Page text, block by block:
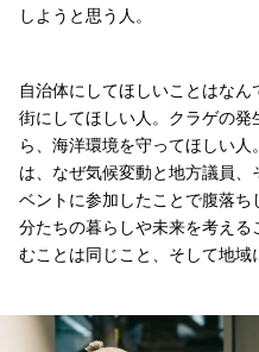
しようと思う人。
自治体にしてほしいことはな
街にしてほしい人。クラゲの
ら、海洋環境を守ってほしい
は、なぜ気候変動と地方議員
ベントに参加したことで腹落
分たちの暮らしや未来を考え
むことは同じこと、そして地域